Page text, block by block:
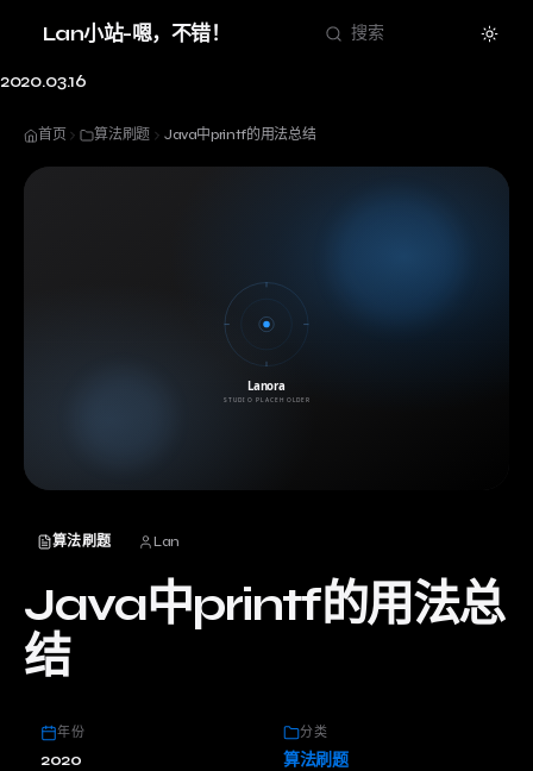
Lan小站-嗯，不错！ 搜索
Theme
2020.03.16
首页 算法刷题 Java中printf的用法总结
算法刷题 Lan
Java中printf的用法总
结
年份
2020
分类
算法刷题